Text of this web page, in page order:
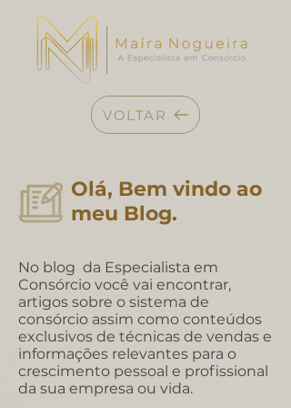
VOLTAR
Olá, Bem vindo ao
meu Blog.
No blog da Especialista em
Consórcio você vai encontrar,
artigos sobre o sistema de
consórcio assim como conteúdos
exclusivos de técnicas de vendas e
informações relevantes para o
crescimento pessoal e profissional
da sua empresa ou vida.